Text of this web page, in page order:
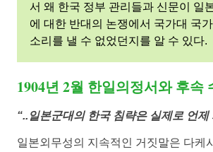
분
쟁
의
그
서 왜 한국 정부 관리들과 신문이 일
에 대한 반대의 논쟁에서 국가대 국
소리를 낼 수 없었던지를 알 수 있다.
1904년 2월 한일의정서와 후속
“..일본군대의 한국 침략은 실제로 언
일본외무성의 지속적인 거짓말은 다케